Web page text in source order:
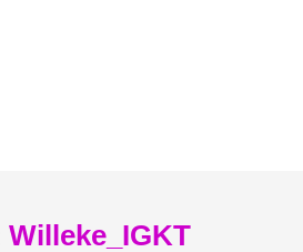
Willeke_IGKT